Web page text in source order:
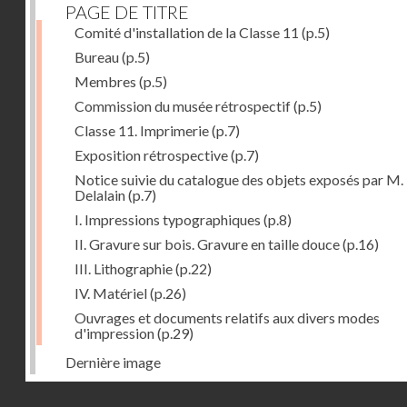
PAGE DE TITRE
Comité d'installation de la Classe 11 (p.5)
Bureau(p.5)
Membres (p.5)
Commission du musée rétrospectif(p.5)
Classe 11. Imprimerie(p.7)
Exposition rétrospective(p.7)
Notice suivie du catalogue des objets exposés par M.
Delalain(p.7)
I. Impressions typographiques (p.8)
II. Gravure sur bois. Gravure en taille douce(p.16)
III. Lithographie(p.22)
IV. Matériel(p.26)
Ouvrages et documents relatifs aux divers modes
d'impression(p.29)
Dernière image